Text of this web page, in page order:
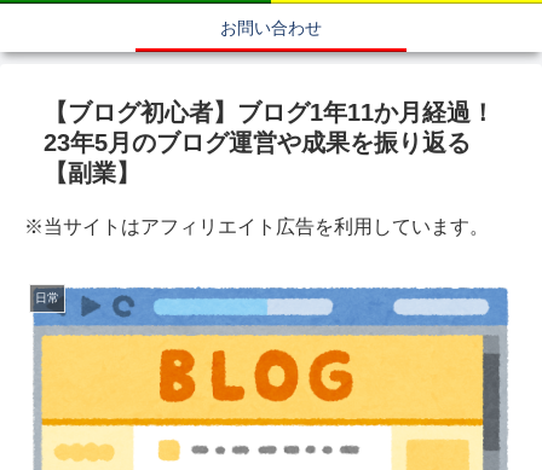
お問い合わせ
【ブログ初心者】ブログ1年11か月経過！
23年5月のブログ運営や成果を振り返る
【副業】
※当サイトはアフィリエイト広告を利用しています。
日常